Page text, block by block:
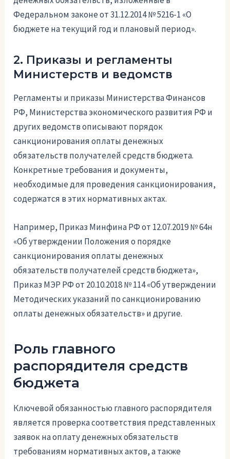
Федеральном законе от 31.12.2014 № 5216-1 «О
бюджете на текущий год и плановый период».
2. Приказы и регламенты
Министерств и ведомств
Регламенты и приказы Министерства Финансов
РФ, Министерства экономического развития РФ и
других ведомств описывают порядок
санкционирования оплаты денежных
обязательств получателей средств бюджета.
Конкретные требования и документы,
необходимые для проведения санкционирования,
содержатся в этих нормативных актах.
Например, Приказ Минфина РФ от 12.07.2019 № 64н
«Об утверждении Положения о порядке
санкционирования оплаты денежных
обязательств получателей средств бюджета»,
Приказ МЭР РФ от 20.10.2018 № 114 «Об утверждении
Методических указаний по санкционированию
оплаты денежных обязательств» и другие.
Роль главного
распорядителя средств
бюджета
Ключевой обязанностью главного распорядителя
является проверка соответствия представленных
заявок на оплату денежных обязательств
требованиям нормативных актов, а также